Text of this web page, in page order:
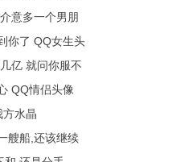
意多一个男朋
你了 QQ女生头
亿 就问你服不
QQ情侣头像
水晶
艘船,还该继续